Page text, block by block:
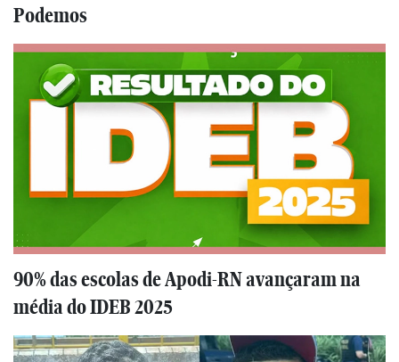
Podemos
90% das escolas de Apodi-RN avançaram na
média do IDEB 2025